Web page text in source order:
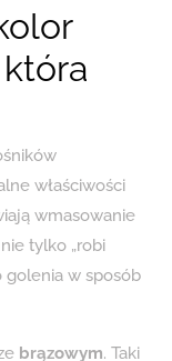
właściwości
wmasowanie
tylko „robi
golenia w sposób
brązowym. Taki